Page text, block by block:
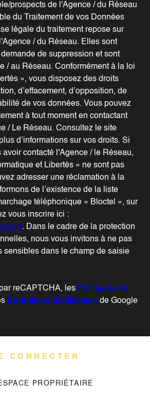
prospects de l'Agence / du Réseau
du Traitement de vos Données
légale du traitement repose sur
/ du Réseau. Elles sont
de suppression et sont
/ au Réseau. Conformément à la loi
», vous disposez des droits
d’effacement, d’opposition, de
de vos données. Vous pouvez
à tout moment en contactant
/ Le Réseau. Consultez le site
d’informations sur vos droits. Si
avoir contacté l'Agence / le Réseau,
et Libertés » ne sont pas
adresser une réclamation à la
de l’existence de la liste
téléphonique « Bloctel », sur
vous inscrire ici :
. Dans le cadre de la protection
nous vous invitons à ne pas
sensibles dans le champ de saisie
reCAPTCHA, les Politiques de
Conditions d'utilisation de Google
CONNECTER
PROPRIÉTAIRE